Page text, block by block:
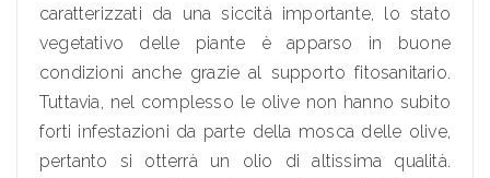
caratterizzati da una siccità importante, lo stato
vegetativo delle piante è apparso in buone
condizioni anche grazie al supporto fitosanitario.
Tuttavia, nel complesso le olive non hanno subito
forti infestazioni da parte della mosca delle olive,
pertanto si otterrà un olio di altissima qualità.